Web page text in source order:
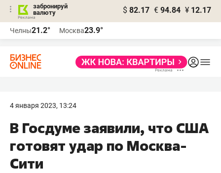
забронируй
валюту
$ 82.17 € 94.84 ¥ 12.17
Челны21.2° Москва23.9°
4 января 2023, 13:24
В Госдуме заявили, что США
готовят удар по Москва-
Сити